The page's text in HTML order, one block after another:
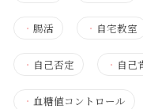
・ 腸活 ・ 自宅教室
・ 自己否定 ・ 自己
・ 血糖値コントロール